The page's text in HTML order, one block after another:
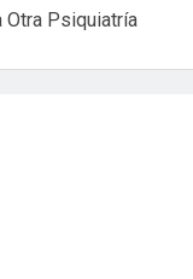
Otra Psiquiatría